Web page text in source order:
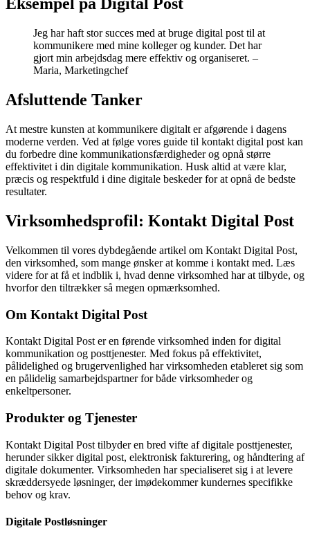
Eksempel på Digital Post
Jeg har haft stor succes med at bruge digital post til at
kommunikere med mine kolleger og kunder. Det har
gjort min arbejdsdag mere effektiv og organiseret. –
Maria, Marketingchef
Afsluttende Tanker
At mestre kunsten at kommunikere digitalt er afgørende i dagens
moderne verden. Ved at følge vores guide til kontakt digital post kan
du forbedre dine kommunikationsfærdigheder og opnå større
effektivitet i din digitale kommunikation. Husk altid at være klar,
præcis og respektfuld i dine digitale beskeder for at opnå de bedste
resultater.
Virksomhedsprofil: Kontakt Digital Post
Velkommen til vores dybdegående artikel om Kontakt Digital Post,
den virksomhed, som mange ønsker at komme i kontakt med. Læs
videre for at få et indblik i, hvad denne virksomhed har at tilbyde, og
hvorfor den tiltrækker så megen opmærksomhed.
Om Kontakt Digital Post
Kontakt Digital Post er en førende virksomhed inden for digital
kommunikation og posttjenester. Med fokus på effektivitet,
pålidelighed og brugervenlighed har virksomheden etableret sig som
en pålidelig samarbejdspartner for både virksomheder og
enkeltpersoner.
Produkter og Tjenester
Kontakt Digital Post tilbyder en bred vifte af digitale posttjenester,
herunder sikker digital post, elektronisk fakturering, og håndtering af
digitale dokumenter. Virksomheden har specialiseret sig i at levere
skræddersyede løsninger, der imødekommer kundernes specifikke
behov og krav.
Digitale Postløsninger